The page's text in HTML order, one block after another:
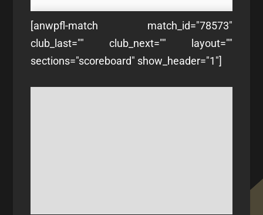
[anwpfl-match match_id="78573"
club_last="" club_next="" layout=""
sections="scoreboard" show_header="1"]